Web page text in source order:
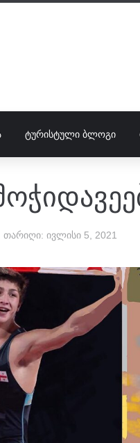
ᲢᲣᲠᲘᲡᲢᲣᲚᲘ ᲑᲚᲝᲒᲘ
თარიღი: ივლისი 5, 2021